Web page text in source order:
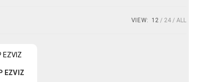
VIEW: 12 24 ALL
EZVIZ